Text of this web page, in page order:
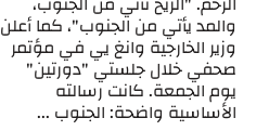
والمد يأتي من الجنوب"، كما أعلن
وزير الخارجية وانغ يي في مؤتمر
صحفي خلال جلستي "دورتين"
يوم الجمعة. كانت رسالته
الأساسية واضحة: الجنوب ...